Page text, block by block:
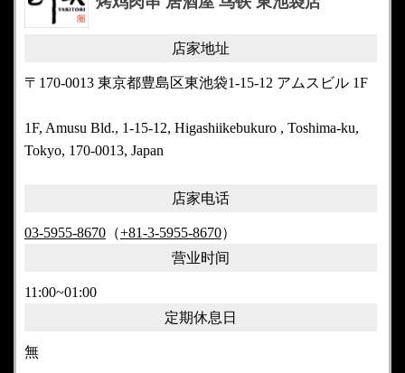
店家地址
〒170-0013 東京都豊島区東池袋1-15-12 アムスビル 1F
1F, Amusu Bld., 1-15-12, Higashiikebukuro , Toshima-ku,
Tokyo, 170-0013, Japan
店家电话
03-5955-8670（+81-3-5955-8670）
营业时间
11:00~01:00
定期休息日
無